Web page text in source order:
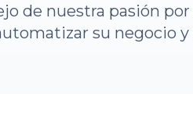
de nuestra pasión
su negocio y